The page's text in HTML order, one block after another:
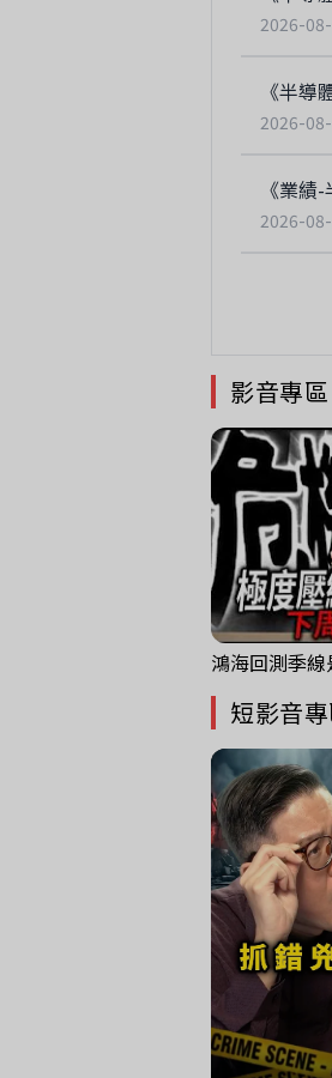
2026-
《半導
2026-
《業
2026-
影音專區
短影音